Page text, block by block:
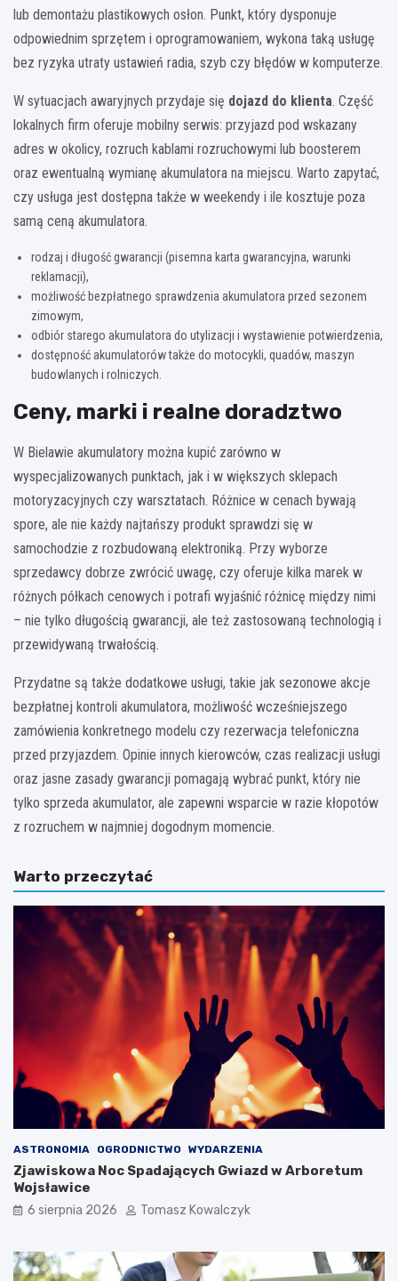
lub demontażu plastikowych osłon. Punkt, który dysponuje
odpowiednim sprzętem i oprogramowaniem, wykona taką usługę
bez ryzyka utraty ustawień radia, szyb czy błędów w komputerze.
W sytuacjach awaryjnych przydaje się dojazd do klienta. Część
lokalnych firm oferuje mobilny serwis: przyjazd pod wskazany
adres w okolicy, rozruch kablami rozruchowymi lub boosterem
oraz ewentualną wymianę akumulatora na miejscu. Warto zapytać,
czy usługa jest dostępna także w weekendy i ile kosztuje poza
samą ceną akumulatora.
rodzaj i długość gwarancji (pisemna karta gwarancyjna, warunki
reklamacji),
możliwość bezpłatnego sprawdzenia akumulatora przed sezonem
zimowym,
odbiór starego akumulatora do utylizacji i wystawienie potwierdzenia,
dostępność akumulatorów także do motocykli, quadów, maszyn
budowlanych i rolniczych.
Ceny, marki i realne doradztwo
W Bielawie akumulatory można kupić zarówno w
wyspecjalizowanych punktach, jak i w większych sklepach
motoryzacyjnych czy warsztatach. Różnice w cenach bywają
spore, ale nie każdy najtańszy produkt sprawdzi się w
samochodzie z rozbudowaną elektroniką. Przy wyborze
sprzedawcy dobrze zwrócić uwagę, czy oferuje kilka marek w
różnych półkach cenowych i potrafi wyjaśnić różnicę między nimi
– nie tylko długością gwarancji, ale też zastosowaną technologią i
przewidywaną trwałością.
Przydatne są także dodatkowe usługi, takie jak sezonowe akcje
bezpłatnej kontroli akumulatora, możliwość wcześniejszego
zamówienia konkretnego modelu czy rezerwacja telefoniczna
przed przyjazdem. Opinie innych kierowców, czas realizacji usługi
oraz jasne zasady gwarancji pomagają wybrać punkt, który nie
tylko sprzeda akumulator, ale zapewni wsparcie w razie kłopotów
z rozruchem w najmniej dogodnym momencie.
Warto przeczytać
ASTRONOMIA OGRODNICTWO WYDARZENIA
Zjawiskowa Noc Spadających Gwiazd w Arboretum
Wojsławice
6 sierpnia 2026 Tomasz Kowalczyk